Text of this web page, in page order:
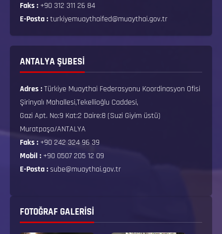
Faks : +90 312 311 26 84
E-Posta :turkiyemuaythaifed@muaythai.gov.tr
ANTALYA ŞUBESİ
Adres :Türkiye Muaythai Federasyonu Koordinasyon Ofisi
Şirinyalı Mahallesi,Tekellioğlu Caddesi,
Gazi Apt. No:9 Kat:2 Daire:8 (Suzi Giyim üstü)
Muratpaşa/ANTALYA
Faks : +90 242 324 96 39
Mobil : +90 0507 205 12 09
E-Posta :sube@muaythai.gov.tr
FOTOĞRAF GALERISI